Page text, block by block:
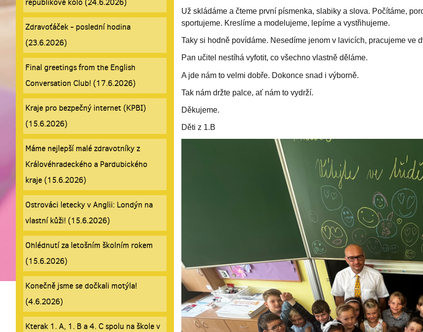
republikové kolo (24.6.2026)
Zdravoťáček - poslední hodina
(23.6.2026)
Final greetings from the English
Conversation Club! (17.6.2026)
Kraje pro bezpečný internet (KPBI)
(15.6.2026)
Máme nejlepší malé zdravotníky z
Královéhradeckého a Pardubického
kraje (15.6.2026)
Ostrováci letecky v Anglii: Londýn na
vlastní kůži! (15.6.2026)
Ohlédnutí za letošním školním rokem
(15.6.2026)
Konečně jsme se dočkali motýla!
(4.6.2026)
Kterak 1. A, 1. B a 4. C spolu na škole v
Už skládáme a čteme první písmenka, slabiky a slova. Počítáme,
sportujeme. Kreslíme a modelujeme, lepíme a vystřihujeme.
Taky si hodně povídáme. Nesedíme jenom v lavicích, pracujeme ve
Pan učitel nestíhá vyfotit, co všechno vlastně děláme.
A jde nám to velmi dobře. Dokonce snad i výborně.
Tak nám držte palce, ať nám to vydrží.
Děkujeme.
Děti z 1.B